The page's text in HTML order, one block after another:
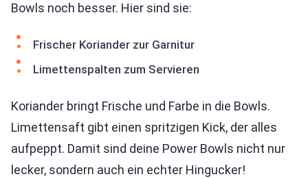
Bowls noch besser. Hier sind sie:
Frischer Koriander zur Garnitur
Limettenspalten zum Servieren
Koriander bringt Frische und Farbe in die Bowls.
Limettensaft gibt einen spritzigen Kick, der alles
aufpeppt. Damit sind deine Power Bowls nicht nur
lecker, sondern auch ein echter Hingucker!